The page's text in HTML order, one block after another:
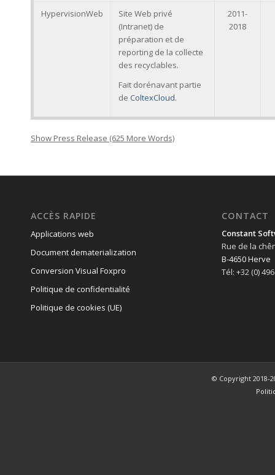
HypervisionWeb
Site Web privé
(Intranet) de
préparation et de
reporting de la collecte
des recyclables.
Fait dorénavant partie
de ColtexCloud.
2011-
2018
Show Press Release (625 More Words)
ACCÈS RAPIDE
Applications web
Document dematerialization
Conversion Visual Foxpro
Politique de confidentialité
Politique de cookies (UE)
CONTACT
Constant
Rue de la
B-4650 Herve
Tél: +32 (0)
© Copyright 2018-